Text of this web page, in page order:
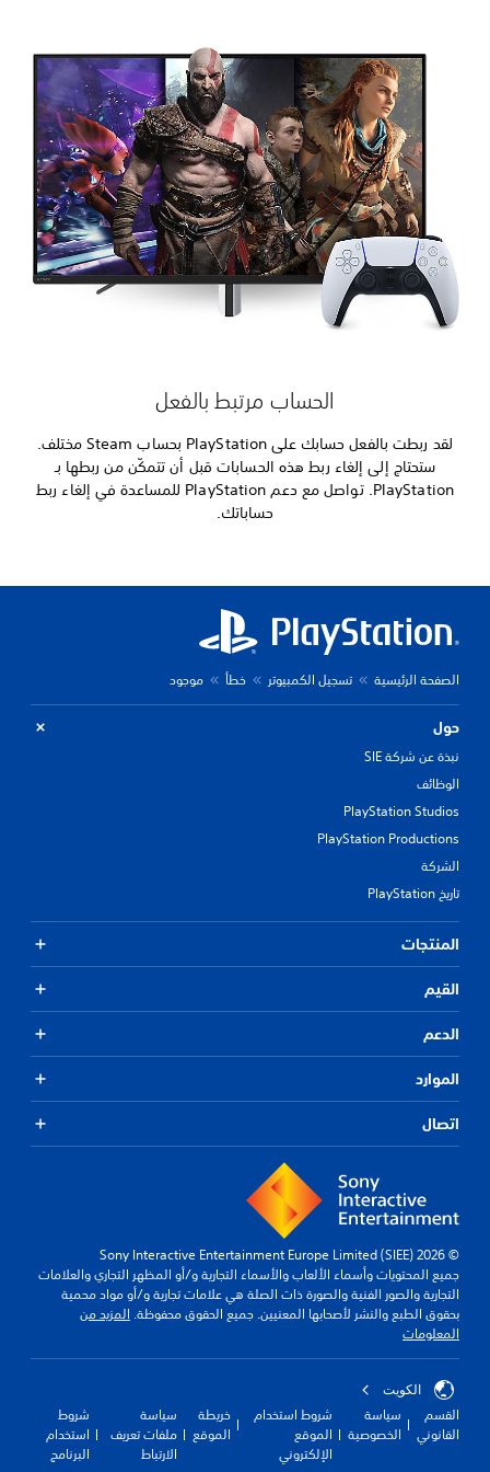
الحساب مرتبط بالفعل
لقد ربطت بالفعل حسابك على PlayStation بحساب Steam مختلف.
ستحتاج إلى إلغاء ربط هذه الحسابات قبل أن تتمكّن من ربطها بـ
PlayStation. تواصل مع دعم PlayStation للمساعدة في إلغاء ربط
حساباتك.
الصفحة الرئيسية تسجيل الكمبيوتر خطأ موجود
حول
نبذة عن شركة SIE
الوظائف
PlayStation Studios
PlayStation Productions
الشركة
تاريخ PlayStation
المنتجات
القيم
الدعم
الموارد
اتصال
© 2026 Sony Interactive Entertainment Europe Limited (SIEE)
جميع المحتويات وأسماء الألعاب والأسماء التجارية و/أو المظهر التجاري والعلامات
التجارية والصور الفنية والصورة ذات الصلة هي علامات تجارية و/أو مواد محمية
بحقوق الطبع والنشر لأصحابها المعنيين. جميع الحقوق محفوظة. المزيد من
المعلومات
الكويت‎
القسم
القانوني
سياسة
الخصوصية
شروط استخدام
الموقع
الإلكتروني
خريطة
الموقع
سياسة
ملفات تعريف
الارتباط
شروط
استخدام
البرنامج